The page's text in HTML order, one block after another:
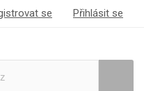
se Přihlásit se